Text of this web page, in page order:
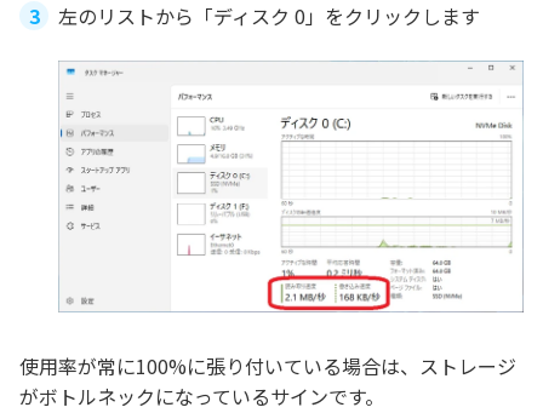
左のリストから「ディスク 0」をクリックします
使用率が常に100%に張り付いている場合は、ストレージ
がボトルネックになっているサインです。